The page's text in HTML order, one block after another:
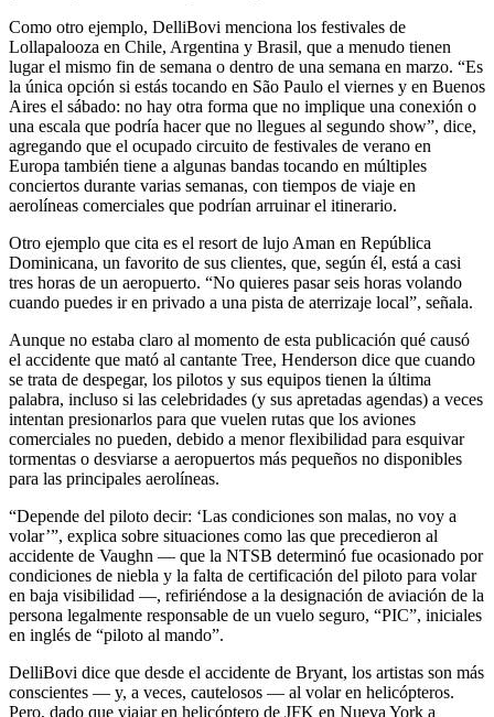
Como otro ejemplo, DelliBovi menciona los festivales de
Lollapalooza en Chile, Argentina y Brasil, que a menudo tienen
lugar el mismo fin de semana o dentro de una semana en marzo. “Es
la única opción si estás tocando en São Paulo el viernes y en Buenos
Aires el sábado: no hay otra forma que no implique una conexión o
una escala que podría hacer que no llegues al segundo show”, dice,
agregando que el ocupado circuito de festivales de verano en
Europa también tiene a algunas bandas tocando en múltiples
conciertos durante varias semanas, con tiempos de viaje en
aerolíneas comerciales que podrían arruinar el itinerario.
Otro ejemplo que cita es el resort de lujo Aman en República
Dominicana, un favorito de sus clientes, que, según él, está a casi
tres horas de un aeropuerto. “No quieres pasar seis horas volando
cuando puedes ir en privado a una pista de aterrizaje local”, señala.
Aunque no estaba claro al momento de esta publicación qué causó
el accidente que mató al cantante Tree, Henderson dice que cuando
se trata de despegar, los pilotos y sus equipos tienen la última
palabra, incluso si las celebridades (y sus apretadas agendas) a veces
intentan presionarlos para que vuelen rutas que los aviones
comerciales no pueden, debido a menor flexibilidad para esquivar
tormentas o desviarse a aeropuertos más pequeños no disponibles
para las principales aerolíneas.
“Depende del piloto decir: ‘Las condiciones son malas, no voy a
volar’”, explica sobre situaciones como las que precedieron al
accidente de Vaughn — que la NTSB determinó fue ocasionado por
condiciones de niebla y la falta de certificación del piloto para volar
en baja visibilidad —, refiriéndose a la designación de aviación de la
persona legalmente responsable de un vuelo seguro, “PIC”, iniciales
en inglés de “piloto al mando”.
DelliBovi dice que desde el accidente de Bryant, los artistas son más
conscientes — y, a veces, cautelosos — al volar en helicópteros.
Pero, dado que viajar en helicóptero de JFK en Nueva York a